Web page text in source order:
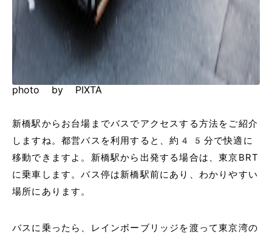
photo by PIXTA
新橋駅からお台場までバスでアクセスする方法をご紹介
しますね。都営バスを利用すると、約45分で快適に
移動できますよ。新橋駅から出発する場合は、東京BRT
に乗車します。バス停は新橋駅前にあり、わかりやすい
場所にあります。
バスに乗ったら、レインボーブリッジを渡って東京湾の